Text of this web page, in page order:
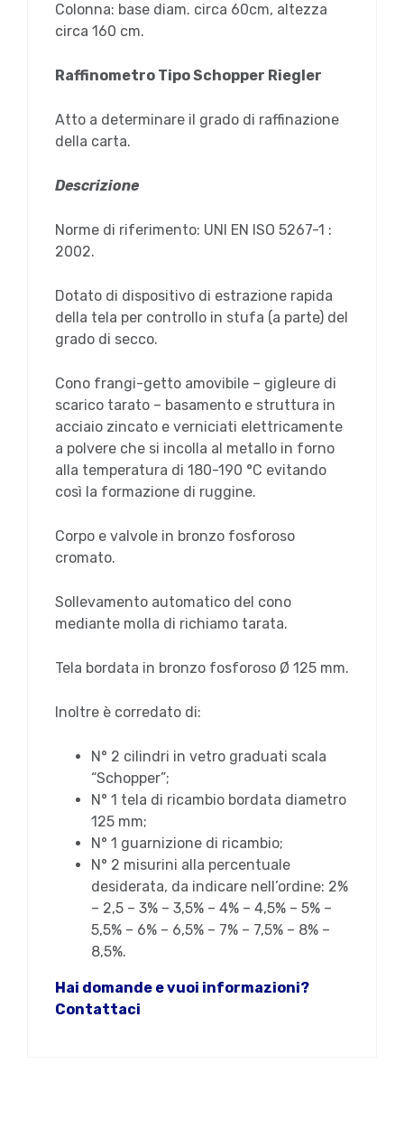
Colonna: base diam. circa 60cm, altezza
circa 160 cm.
Raffinometro Tipo Schopper Riegler
Atto a determinare il grado di raffinazione
della carta.
Descrizione
Norme di riferimento: UNI EN ISO 5267-1 :
2002.
Dotato di dispositivo di estrazione rapida
della tela per controllo in stufa (a parte) del
grado di secco.
Cono frangi-getto amovibile – gigleure di
scarico tarato – basamento e struttura in
acciaio zincato e verniciati elettricamente
a polvere che si incolla al metallo in forno
alla temperatura di 180-190 °C evitando
così la formazione di ruggine.
Corpo e valvole in bronzo fosforoso
cromato.
Sollevamento automatico del cono
mediante molla di richiamo tarata.
Tela bordata in bronzo fosforoso Ø 125 mm.
Inoltre è corredato di:
N° 2 cilindri in vetro graduati scala
“Schopper”;
N° 1 tela di ricambio bordata diametro
125 mm;
N° 1 guarnizione di ricambio;
N° 2 misurini alla percentuale
desiderata, da indicare nell’ordine: 2%
– 2,5 – 3% – 3,5% – 4% – 4,5% – 5% –
5,5% – 6% – 6,5% – 7% – 7,5% – 8% –
8,5%.
Hai domande e vuoi informazioni?
Contattaci